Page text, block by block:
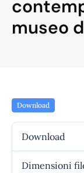
museo
Download
Download
Dimensioni